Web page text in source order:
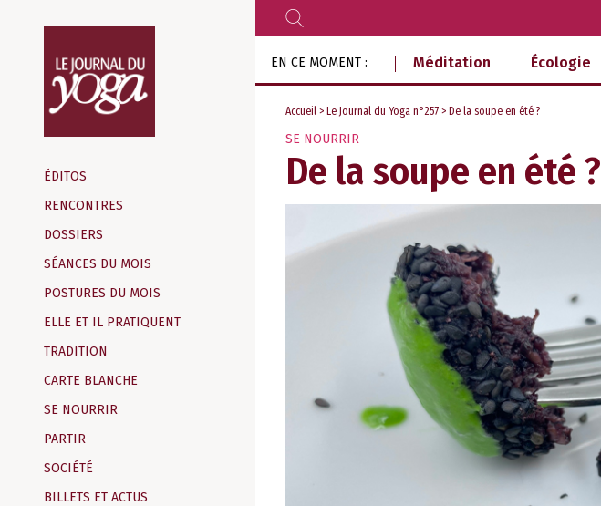
d‘information
indépendant
ÉDITOS
RENCONTRES
DOSSIERS
SÉANCES DU MOIS
POSTURES DU MOIS
ELLE ET IL PRATIQUENT
TRADITION
CARTE BLANCHE
SE NOURRIR
PARTIR
SOCIÉTÉ
BILLETS ET ACTUS
RECHERCHER
EN CE MOMENT : Méditation Écologie
Accueil > Le Journal du Yoga n°257 > De la soupe en été ?
SE NOURRIR
De la soupe en été ?